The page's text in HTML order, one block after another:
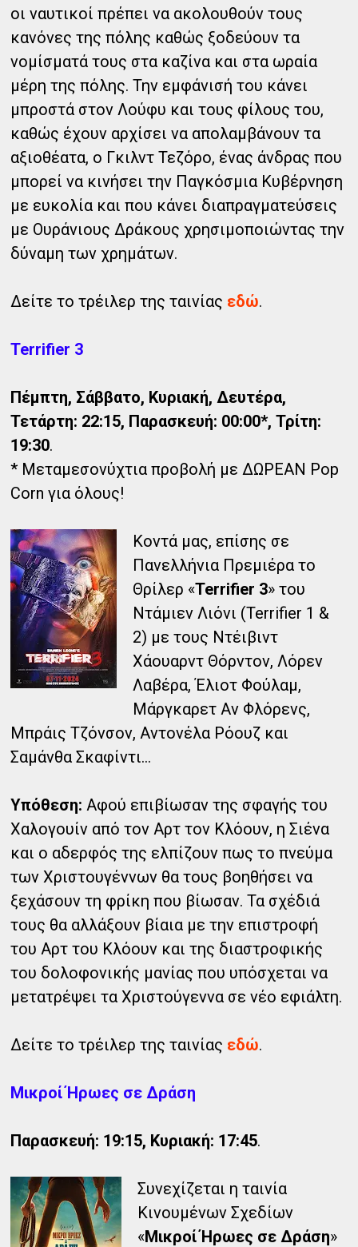
οι ναυτικοί πρέπει να ακολουθούν τους
κανόνες της πόλης καθώς ξοδεύουν τα
νομίσματά τους στα καζίνα και στα ωραία
μέρη της πόλης. Την εμφάνισή του κάνει
μπροστά στον Λούφυ και τους φίλους του,
καθώς έχουν αρχίσει να απολαμβάνουν τα
αξιοθέατα, ο Γκιλντ Τεζόρο, ένας άνδρας που
μπορεί να κινήσει την Παγκόσμια Κυβέρνηση
με ευκολία και που κάνει διαπραγματεύσεις
με Ουράνιους Δράκους χρησιμοποιώντας την
δύναμη των χρημάτων.
Δείτε το τρέιλερ της ταινίας εδώ.
Terrifier 3
Πέμπτη, Σάββατο, Κυριακή, Δευτέρα,
Τετάρτη: 22:15, Παρασκευή: 00:00*, Τρίτη:
19:30.
* Μεταμεσονύχτια προβολή με ΔΩΡΕΑΝ Pop
Corn για όλους!
Κοντά μας, επίσης σε
Πανελλήνια Πρεμιέρα το
Θρίλερ «Terrifier 3» του
Ντάμιεν Λιόνι (Terrifier 1 &
2) με τους Ντέιβιντ
Χάουαρντ Θόρντον, Λόρεν
Λαβέρα, Έλιοτ Φούλαμ,
Μάργκαρετ Αν Φλόρενς,
Μπράις Τζόνσον, Αντονέλα Ρόουζ και
Σαμάνθα Σκαφίντι...
Υπόθεση: Αφού επιβίωσαν της σφαγής του
Χαλογουίν από τον Αρτ τον Κλόουν, η Σιένα
και ο αδερφός της ελπίζουν πως το πνεύμα
των Χριστουγέννων θα τους βοηθήσει να
ξεχάσουν τη φρίκη που βίωσαν. Τα σχέδιά
τους θα αλλάξουν βίαια με την επιστροφή
του Αρτ του Κλόουν και της διαστροφικής
του δολοφονικής μανίας που υπόσχεται να
μετατρέψει τα Χριστούγεννα σε νέο εφιάλτη.
Δείτε το τρέιλερ της ταινίας εδώ.
Μικροί Ήρωες σε Δράση
Παρασκευή: 19:15, Κυριακή: 17:45.
Συνεχίζεται η ταινία
Κινουμένων Σχεδίων
«Μικροί Ήρωες σε Δράση»